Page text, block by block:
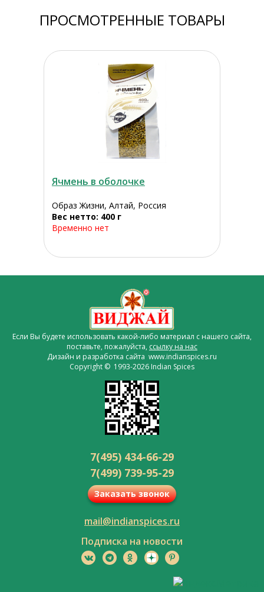
ПРОСМОТРЕННЫЕ ТОВАРЫ
Ячмень в оболочке
Образ Жизни, Алтай, Россия
Вес нетто: 400 г
Временно нет
Если Вы будете использовать какой-либо материал с нашего сайта,
поставьте, пожалуйста, ссылку на нас
Дизайн и разработка сайта www.indianspices.ru
Copyright © 1993-2026 Indian Spices
7(495) 434-66-29
7(499) 739-95-29
Заказать звонок
mail@indianspices.ru
Подписка на новости